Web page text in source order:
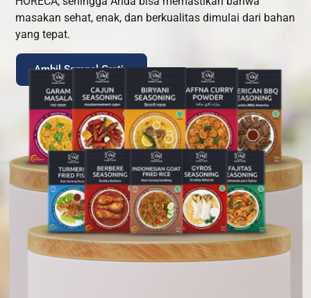
masakan sehat, enak, dan berkualitas dimulai dari bahan
yang tepat.
Ambil Sampel Gratis